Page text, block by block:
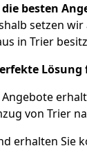
die besten
setzen
in Trier
Lösung
von Trier
erhalten Sie